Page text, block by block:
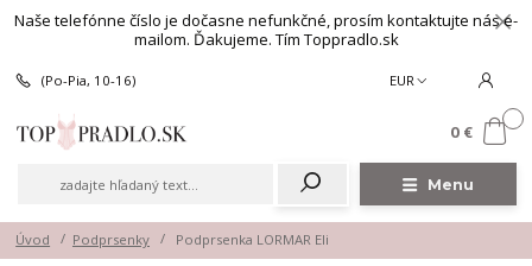
Naše telefónne číslo je dočasne nefunkčné, prosím kontaktujte nás e-
mailom. Ďakujeme. Tím Toppradlo.sk
Menu
EUR
(Po-Pia, 10-16)
0 €
Úvod Podprsenky Podprsenka LORMAR Eli